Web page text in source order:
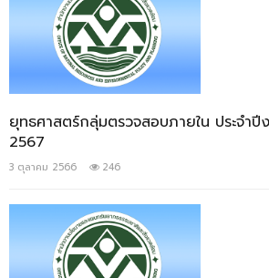
ยุทธศาสตร์กลุ่มตรวจสอบภายใน ประจำ
2567
3 ตุลาคม 2566 246